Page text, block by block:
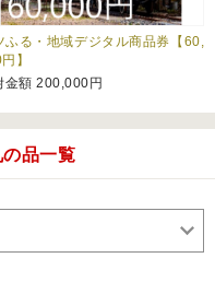
ふる・地域デジタル商品券【60,
】
金額 200,000円
品一覧